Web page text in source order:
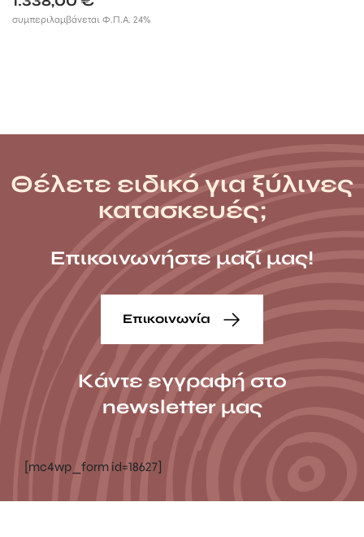
συμπεριλαμβάνεται Φ.Π.Α. 24%
Θέλετε ειδικό για ξύλινες
κατασκευές;
Επικοινωνήστε μαζί μας!
Επικοινωνία
Κάντε εγγραφή στο
newsletter μας
[mc4wp_form id=18627]